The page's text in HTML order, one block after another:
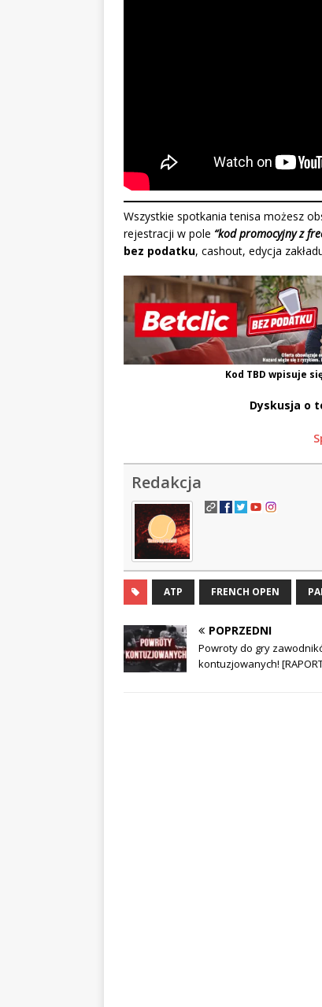
Wszystkie spotkania tenisa możesz
rejestracji w pole “kod promocyjny z
bez podatku, cashout, edycja
Kod TBD wpisuje
Dyskusja o
Redakcja
ATP FRENCH OPEN
POPRZEDNI
Powroty do gry
kontuzjowanych!